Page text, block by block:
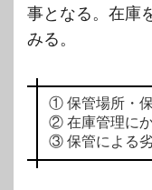
事となる。在庫
みる。
① 保管場所・
② 在庫管理に
③ 保管による